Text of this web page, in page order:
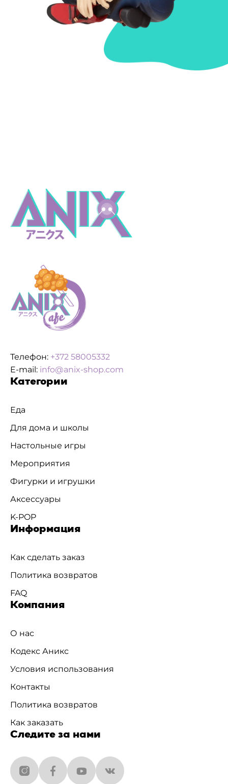
Телефон: +372 58005332
E-mail: info@anix-shop.com
Категории
Еда
Для дома и школы
Настольные игры
Мероприятия
Фигурки и игрушки
Аксессуары
K-POP
Информация
Как сделать заказ
Политика возвратов
FAQ
Компания
О нас
Кодекс Аникс
Условия использования
Контакты
Политика возвратов
Как заказать
Следите за нами